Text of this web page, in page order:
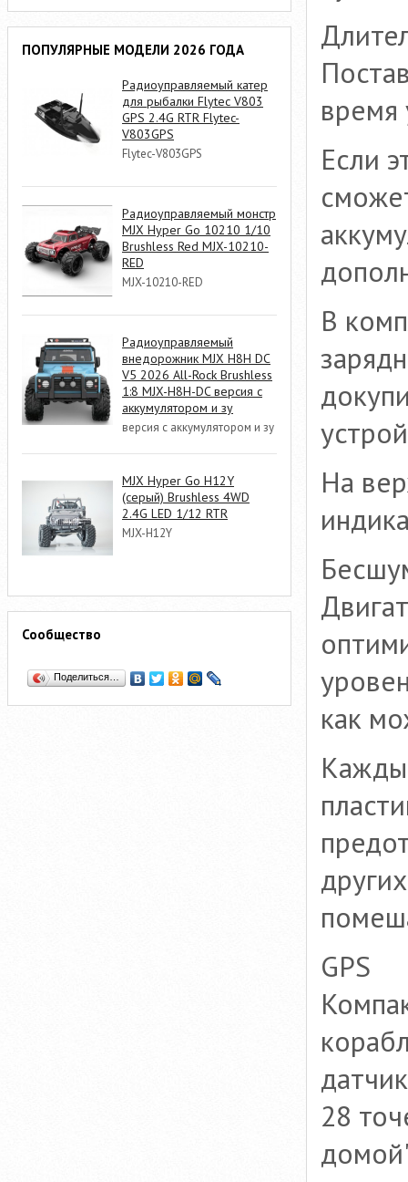
ПОПУЛЯРНЫЕ МОДЕЛИ 2026 ГОДА
Радиоуправляемый катер
для рыбалки Flytec V803
GPS 2.4G RTR Flytec-
V803GPS
Flytec-V803GPS
Радиоуправляемый монстр
MJX Hyper Go 10210 1/10
Brushless Red MJX-10210-
RED
MJX-10210-RED
Радиоуправляемый
внедорожник MJX H8H DC
V5 2026 All-Rock Brushless
1:8 MJX-H8H-DC версия с
аккумулятором и зу
версия с аккумулятором и зу
MJX Hyper Go H12Y
(серый) Brushless 4WD
2.4G LED 1/12 RTR
MJX-H12Y
Сообщество
Поделиться…
время
Если
В
На
как
GPS
28